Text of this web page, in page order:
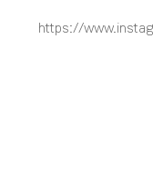
https://